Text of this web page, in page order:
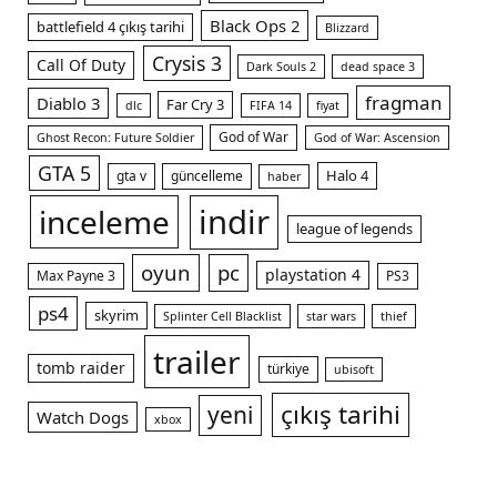
battlefield 4 çıkış tarihi Black Ops 2 Blizzard
Call Of Duty Crysis 3 Dark Souls 2 dead space 3
Diablo 3 dlc Far Cry 3 FIFA 14 fiyat fragman
Ghost Recon: Future Soldier God of War God of War: Ascension
GTA 5 gta v güncelleme haber Halo 4
inceleme indir league of legends
Max Payne 3 oyun pc playstation 4 PS3
ps4 skyrim Splinter Cell Blacklist star wars thief
tomb raider trailer türkiye ubisoft
Watch Dogs xbox yeni çıkış tarihi